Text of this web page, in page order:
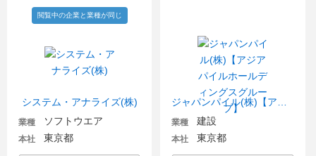
システム・アナライズ(株)
閲覧中の企業と業種が同じ
業種 ソフトウエア
本社 東京都
業種 建設
本社 東京都